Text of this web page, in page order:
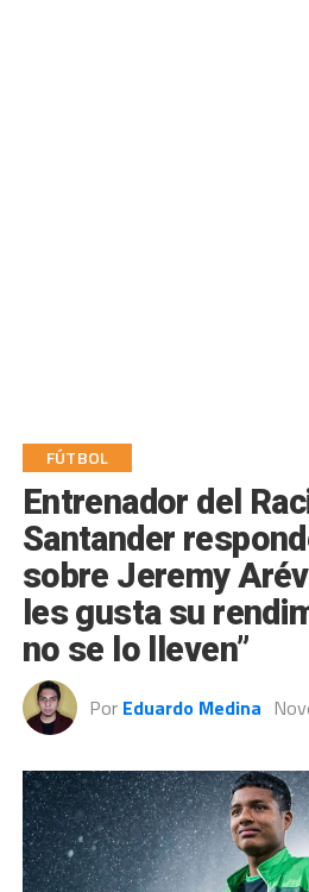
FÚTBOL
Entrenador del
Santander
sobre Jeremy
les gusta su
no se lo lleven”
Por Eduardo Medina